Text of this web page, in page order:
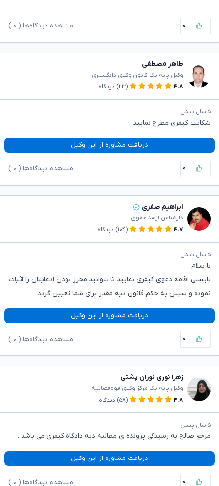
۰ مشاهده دیدگاه‌ها ( ۰
طاهر مصطفی
وکیل پایه یک کانون وکلای دادگستری
۴.۸
(۲۳) دیدگاه
۵ سال پیش
شکایت کیفری مطرح نمایید
دریافت مشاوره از این وکیل
۰ مشاهده دیدگاه‌ها ( ۰
ابراهیم صفری
کارشناس ارشد حقوق
۴.۷
(۱۰۴) دیدگاه
۵ سال پیش
با سلام
بایستی اقامه دعوی کیفری نمایید تا بتوانید محرز بودن ادعایتان را اثبات
نموده و سپس به حکم قانون دیه مقدر برای شما تعیین گردد
دریافت مشاوره از این وکیل
۰ مشاهده دیدگاه‌ها ( ۰
زهرا نوری توران پشتی
وکیل پایه یک مرکز وکلای قوه‌قضاییه
۴.۸
(۵۸) دیدگاه
۵ سال پیش
مرجع صالح به رسیدگی پرونده ی مطالبه دیه دادگاه کیفری می باشد .
دریافت مشاوره از این وکیل
۰ مشاهده دیدگاه‌ها ( ۰